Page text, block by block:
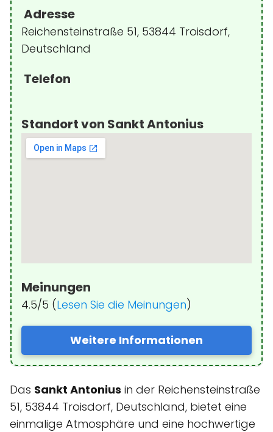
Adresse
Reichensteinstraße 51, 53844 Troisdorf,
Deutschland
Telefon
Standort von Sankt Antonius
Meinungen
4.5/5 (Lesen Sie die Meinungen)
Weitere Informationen
Das Sankt Antonius in der Reichensteinstraße
51, 53844 Troisdorf, Deutschland, bietet eine
einmalige Atmosphäre und eine hochwertige